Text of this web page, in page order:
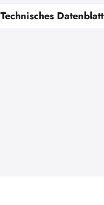
Technisches Datenblatt